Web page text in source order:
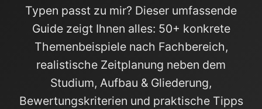
Typen passt zu mir? Dieser umfassende
Guide zeigt Ihnen alles: 50+ konkrete
Themenbeispiele nach Fachbereich,
realistische Zeitplanung neben dem
Studium, Aufbau & Gliederung,
Bewertungskriterien und praktische Tipps